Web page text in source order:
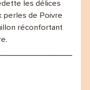
les délices
perles de Poivre
réconfortant